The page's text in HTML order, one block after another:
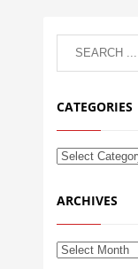
CATEGORIES
ARCHIVES